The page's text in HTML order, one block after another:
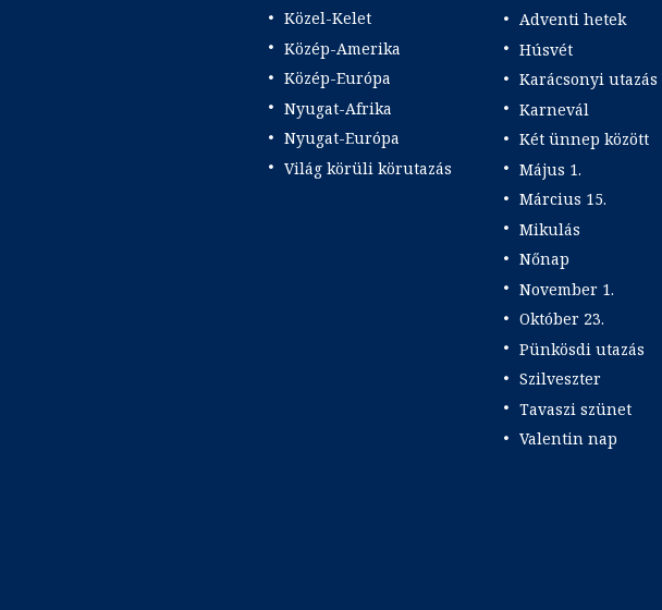
Közel-Kelet
Közép-Amerika
Közép-Európa
Nyugat-Afrika
Nyugat-Európa
Világ körüli körutazás
Adventi hetek
Húsvét
Karácsonyi utazás
Karnevál
Két ünnep között
Május 1.
Március 15.
Mikulás
Nőnap
November 1.
Október 23.
Pünkösdi utazás
Szilveszter
Tavaszi szünet
Valentin nap